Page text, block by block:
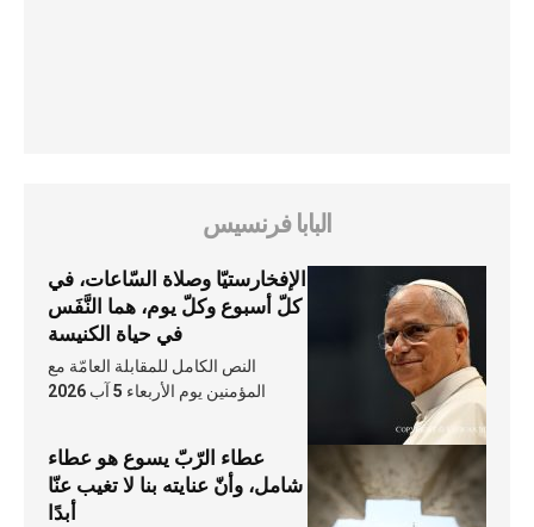
البابا فرنسيس
الإفخارستيّا وصلاة السّاعات، في
كلّ أسبوع وكلّ يوم، هما النَّفَس
في حياة الكنيسة
النص الكامل للمقابلة العامّة مع
المؤمنين يوم الأربعاء 5 آب 2026
عطاء الرّبّ يسوع هو عطاء
شامل، وأنّ عنايته بنا لا تغيب عنّا
أبدًا